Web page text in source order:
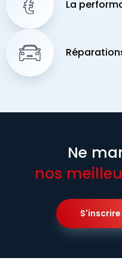
La
Ne
nos